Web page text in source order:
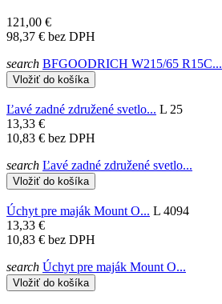
121,00 €
98,37 € bez DPH
search BFGOODRICH W215/65 R15C...
Vložiť do košíka
Ľavé zadné združené svetlo... L 25
13,33 €
10,83 € bez DPH
search Ľavé zadné združené svetlo...
Vložiť do košíka
Úchyt pre maják Mount O... L 4094
13,33 €
10,83 € bez DPH
search Úchyt pre maják Mount O...
Vložiť do košíka